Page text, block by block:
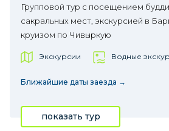
Групповой тур с посещением
сакральных мест, экскурсией в
круизом по Чивыркую
Экскурсии Водные
Ближайшие даты заезда →
показать тур